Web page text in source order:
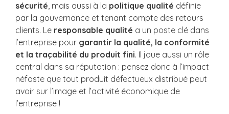
sécurité, mais aussi à la politique qualité définie
par la gouvernance et tenant compte des retours
clients. Le responsable qualité a un poste clé dans
l’entreprise pour garantir la qualité, la conformité
et la traçabilité du produit fini. Il joue aussi un rôle
central dans sa réputation : pensez donc à l’impact
néfaste que tout produit défectueux distribué peut
avoir sur l’image et l’activité économique de
l’entreprise !